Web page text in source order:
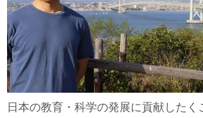
日本の教育・科学の発展に貢献した